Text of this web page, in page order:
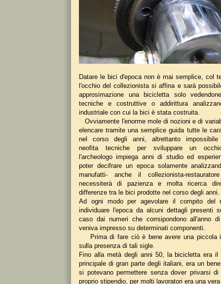
Datare le bici d'epoca non è mai semplice, col
l'occhio del collezionista si affina e sarà
approsimazione una bicicletta solo
tecniche e costruttive o addirittura
industriale con cui la bici è stata costruita.
Ovviamente l'enorme mole di nozioni e di
elencare tramite una semplice guida tutte le
nel corso degli anni, altrettanto
neofita tecniche per sviluppare un
l'archeologo impiega anni di studio ed
poter decifrare un epoca solamente
manufatti- anche il collezionista-
necessiterà di pazienza e molta ricerca
differenze tra le bici prodotte nel corso degli anni.
Ad ogni modo per agevolare il compito del
individuare l'epoca da alcuni dettagli presenti
caso dai numeri che corrsipondono all'anno
veniva impresso su determinati componenti.
Prima di fare ciò è bene avere una piccola
sulla presenza di tali sigle.
Fino alla metà degli anni 50, la bicicletta era il
principale di gran parte degli italiani, era un
si potevano permettere senza dover privarsi
proprio stipendio, per molti lavoratori era una